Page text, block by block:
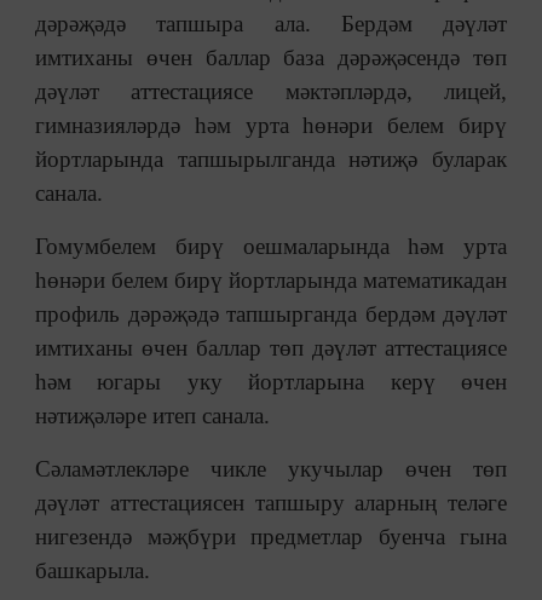
дәрәҗәдә тапшыра ала. Бердәм дәүләт
имтиханы өчен баллар база дәрәҗәсендә төп
дәүләт аттестациясе мәктәпләрдә, лицей,
гимназияләрдә һәм урта һөнәри белем бирү
йортларында тапшырылганда нәтиҗә буларак
санала.
Гомумбелем бирү оешмаларында һәм урта
һөнәри белем бирү йортларында математикадан
профиль дәрәҗәдә тапшырганда бердәм дәүләт
имтиханы өчен баллар төп дәүләт аттестациясе
һәм югары уку йортларына керү өчен
нәтиҗәләре итеп санала.
Сәламәтлекләре чикле укучылар өчен төп
дәүләт аттестациясен тапшыру аларның теләге
нигезендә мәҗбүри предметлар буенча гына
башкарыла.